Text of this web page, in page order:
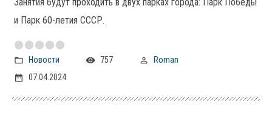
и Парк 60-летия СССР.
Новости 757
Roman
07.04.2024